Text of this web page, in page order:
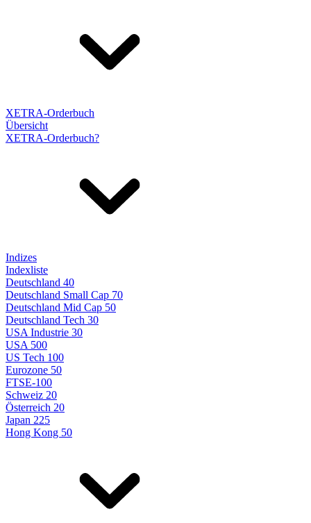
XETRA-Orderbuch
Übersicht
XETRA-Orderbuch?
Indizes
Indexliste
Deutschland 40
Deutschland Small Cap 70
Deutschland Mid Cap 50
Deutschland Tech 30
USA Industrie 30
USA 500
US Tech 100
Eurozone 50
FTSE-100
Schweiz 20
Österreich 20
Japan 225
Hong Kong 50